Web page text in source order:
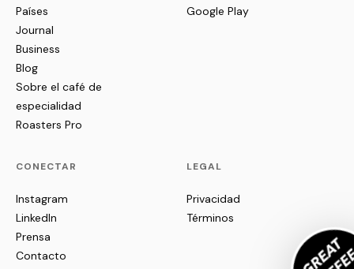
Países
Journal
Business
Blog
Sobre el café de
especialidad
Roasters Pro
Google Play
CONECTAR
Instagram
LinkedIn
Prensa
Contacto
LEGAL
Privacidad
Términos